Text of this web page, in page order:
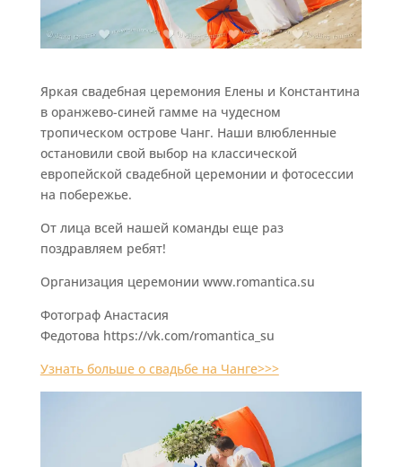
Яркая свадебная церемония Елены и Константина
в оранжево-синей гамме на чудесном
тропическом острове Чанг. Наши влюбленные
остановили свой выбор на классической
европейской свадебной церемонии и фотосессии
на побережье.
От лица всей нашей команды еще раз
поздравляем ребят!
Организация церемонии www.romantica.su
Фотограф Анастасия
Федотова https://vk.com/romantica_su
Узнать больше о свадьбе на Чанге>>>